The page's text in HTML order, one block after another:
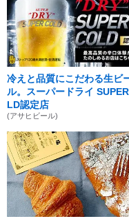
冷えと品質にこだわる生ビ
ル。スーパードライ
LD認定店
(アサヒビール)